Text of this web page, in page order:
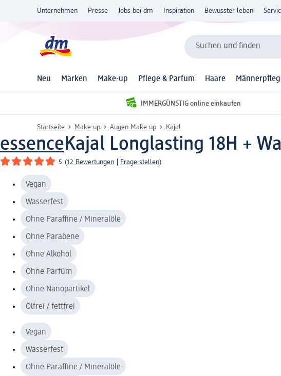
Unternehmen Presse Jobs bei dm Inspiration Bewusster leben
Suchen und finden
Neu Marken Make-up Pflege & Parfum Haare
IMMERGÜNSTIG online einkaufen
Startseite Make-up Augen Make-up Kajal
essenceKajal Longlasting 18H +
5 (12 Bewertungen Frage stellen)
Vegan
Wasserfest
Ohne Paraffine / Mineralöle
Ohne Parabene
Ohne Alkohol
Ohne Parfüm
Ohne Nanopartikel
Ölfrei / fettfrei
Vegan
Wasserfest
Ohne Paraffine / Mineralöle